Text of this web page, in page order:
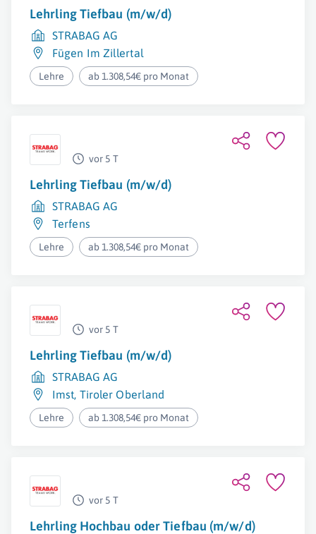
Lehrling Tiefbau (m/w/d)
STRABAG AG
Fügen Im Zillertal
Lehre ab 1.308,54€ pro Monat
vor 5 T
Lehrling Tiefbau (m/w/d)
STRABAG AG
Terfens
Lehre ab 1.308,54€ pro Monat
vor 5 T
Lehrling Tiefbau (m/w/d)
STRABAG AG
Imst, Tiroler Oberland
Lehre ab 1.308,54€ pro Monat
vor 5 T
Lehrling Hochbau oder Tiefbau (m/w/d)